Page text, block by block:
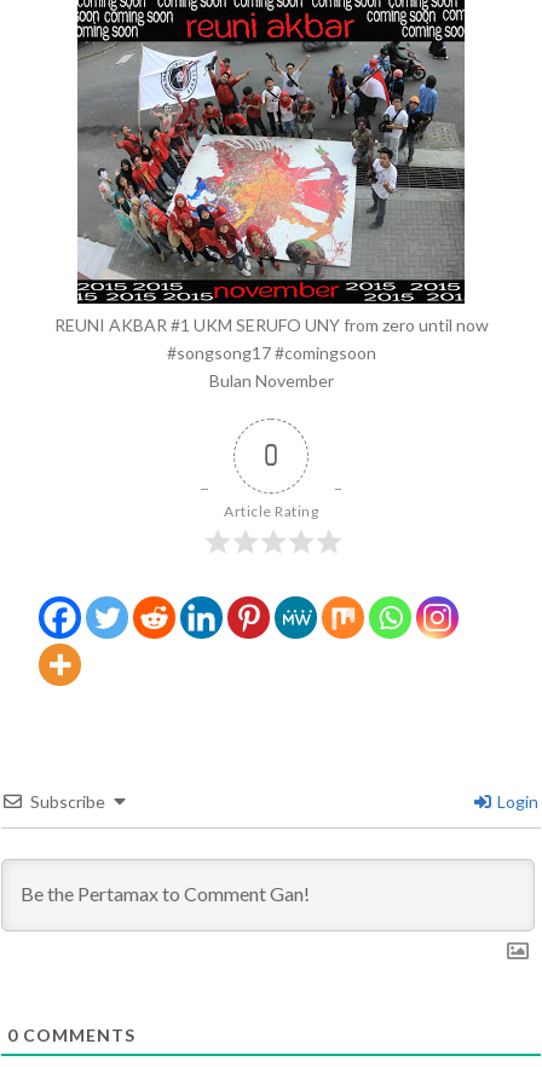
REUNI AKBAR #1 UKM SERUFO UNY from zero until now
#songsong17 #comingsoon
Bulan November
0
Article Rating
Subscribe Login
0 COMMENTS